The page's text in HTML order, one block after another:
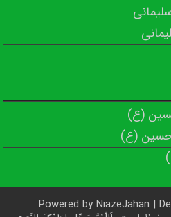
(ع)
(ع)
Powered by NiazeJahan |